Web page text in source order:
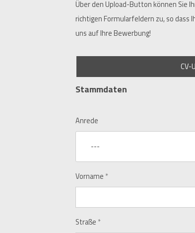
Über den Upload-Button können Sie
richtigen Formularfeldern zu, so dass
uns auf Ihre Bewerbung!
CV-
Stammdaten
Anrede
---
Vorname *
Straße *